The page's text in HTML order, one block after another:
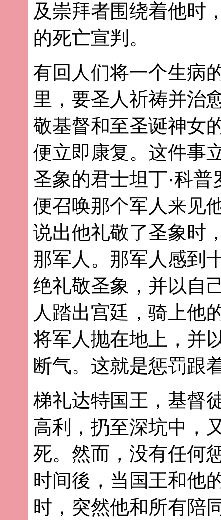
及崇拜者围绕着他时
的死亡宣判。
有回人们将一个生病
里，要圣人祈祷并治
敬基督和至圣诞神女
便立即康复。这件事
圣象的君士坦丁·科
便召唤那个军人来见
说出他礼敬了圣象时
那军人。那军人感到
绝礼敬圣象，并以自
人踏出宫廷，骑上他
将军人抛在地上，并
断气。这就是惩罚跟
梯礼达特国王，基督
高利，扔至深坑中，
死。然而，没有任何
时间後，当国王和他
时，突然他和所有陪